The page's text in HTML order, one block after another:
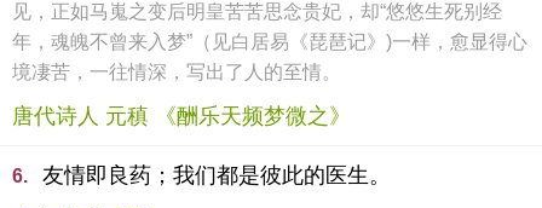
见，正如马嵬之变后明皇苦苦思念贵妃，却“悠悠生死别经
年，魂魄不曾来入梦”（见白居易《琵琶记》)一样，愈显得心
境凄苦，一往情深，写出了人的至情。
唐代诗人 元稹 《酬乐天频梦微之》
6.
友情即良药；我们都是彼此的医生。